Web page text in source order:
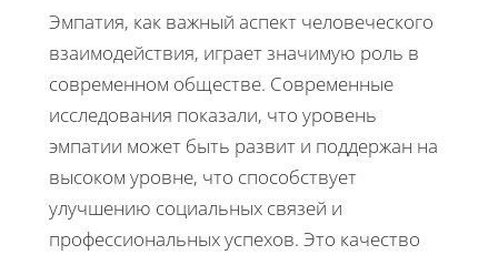
Эмпатия, как важный аспект человеческого
взаимодействия, играет значимую роль в
современном обществе. Современные
исследования показали, что уровень
эмпатии может быть развит и поддержан на
высоком уровне, что способствует
улучшению социальных связей и
профессиональных успехов. Это качество